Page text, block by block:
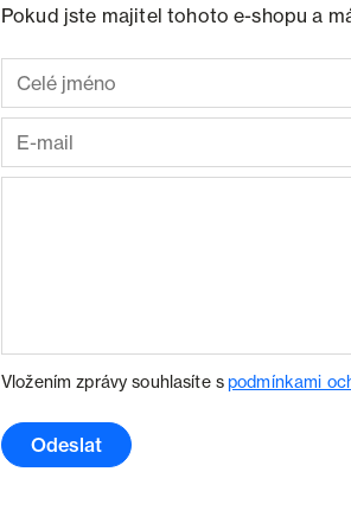
Pokud jste majitel tohoto e-shopu a
Vložením zprávy souhlasíte spodmínkami
Odeslat